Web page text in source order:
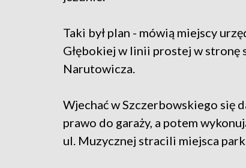
Taki był plan - mówią miejscy
Głębokiej w linii prostej w stronę
Narutowicza.
Wjechać w Szczerbowskiego się
prawo do garaży, a potem
ul. Muzycznej stracili miejsca